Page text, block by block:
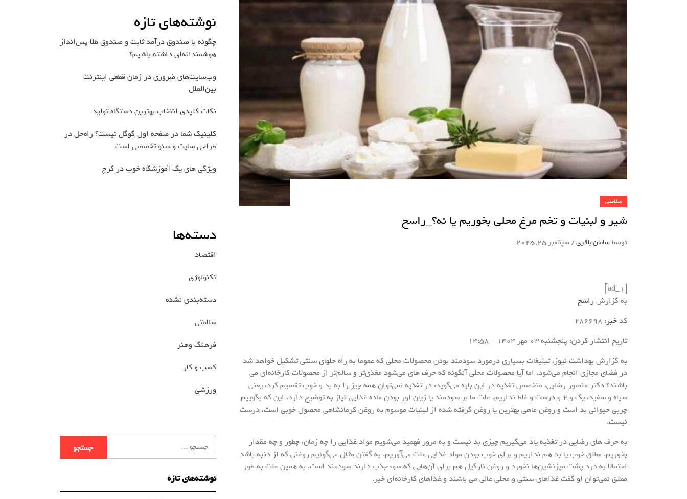
سلامتی
شیر و لبنیات و تخم مرغ محلی بخوریم یا نه؟_راسخ
توسطسامان باقری/سپتامبر 25, 2025
[ad_1]
به گزارش راسخ
کدخبر: 286698
تاریخ انتشار کردن: پنجشنبه 03 مهر 1404 – 14:58
به گزارش بهداشت نیوز، تبلیغات بسیاری درمورد سودمند بودن محصولات محلی که عموما به راه حلهای سنتی تشکیل خواهد شد
در فضای مجازی انجام می‌شود. اما آیا محصولات محلی آنگونه که حرف های می‌شود مغذی‌تر و سالم‌تر از محصولات کارخانه‌ای می
باشند؟ دکتر منصور رضایی، متخصص تغذیه در این باره می‌گوید: در تغذیه نمی‌توان همه چیز را به بد و خوب تقسیم کرد، یعنی
سیاه و سفید، یک و ۲ و درست و غلط نداریم. علت ما بر سودمند یا زیان اور بودن ماده غذایی نیاز به توضیح دارد. این که بگوییم
چربی حیوانی بد است و روغن ماهی بهترین یا روغن گرفته شده از لبنیات موسوم به روغن کرمانشاهی محصول خوبی است، درست
نیست.
به حرف های رضایی در تغذیه یاد می‌گیریم چیزی بد نیست و به مرور فهمید می‌شویم مواد غذایی را چه زمان، چطور و چه مقدار
بخوریم. مطلق خوب یا بد هم نداریم و برای خوب بودن مواد غذایی علت می‌آوریم. به گفتن مثال می‌گوئیم روغنی که از دنبه باشد
احتمالا به درد پشت میزنشین‌ها نخورد و روغن نارگیل هم برای آن‌هایی که سوء جذب دارند سودمند است. به همین علت به طور
مطلق نمی‌توان او گفت غذاهای سنتی و محلی عالی می باشند و غذاهای کارخانه‌ای خیر.
نوشته‌های تازه
چگونه با صندوق درآمد ثابت و صندوق طلا پس‌انداز
هوشمندانه‌ای داشته باشیم؟
وب‌سایت‌های ضروری در زمان قطعی اینترنت
بین‌الملل
نکات کلیدی انتخاب بهترین دستگاه تولید
کلینیک شما در صفحه اول گوگل نیست؟ راه‌حل در
طراحی سایت و سئو تخصصی است
ویژگی های یک آموزشگاه خوب در کرج
دسته‌ها
اقتصاد
تکنولوژی
دسته‌بندی نشده
سلامتی
فرهنگ وهنر
کسب و کار
ورزشی
نوشته‌های تازه